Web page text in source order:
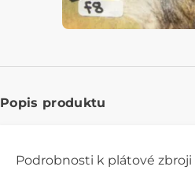
Popis produktu
Podrobnosti k plátové